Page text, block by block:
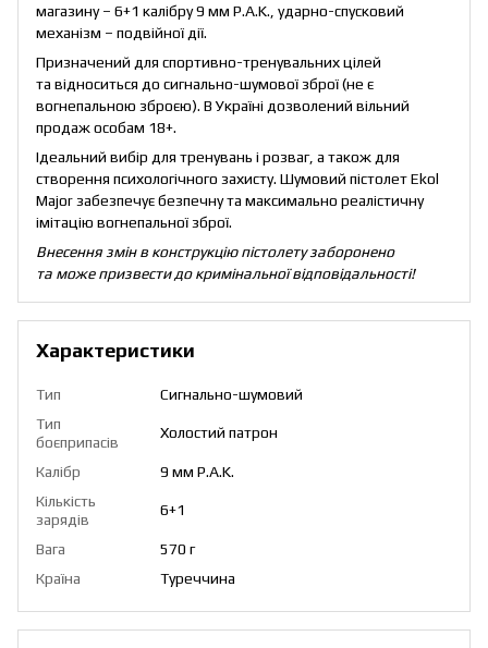
магазину – 6+1 калібру 9 мм P.A.K., ударно-спусковий
механізм – подвійної дії.
Призначений для спортивно-тренувальних цілей
та відноситься до сигнально-шумової зброї (не є
вогнепальною зброєю). В Україні дозволений вільний
продаж особам 18+.
Ідеальний вибір для тренувань і розваг, а також для
створення психологічного захисту. Шумовий пістолет Ekol
Major забезпечує безпечну та максимально реалістичну
імітацію вогнепальної зброї.
Внесення змін в конструкцію пістолету заборонено
та може призвести до кримінальної відповідальності!
Характеристики
Тип
Сигнально-шумовий
Тип
боєприпасів
Холостий патрон
Калібр
9 мм P.A.K.
Кількість
зарядів
6+1
Вага
570 г
Країна
Туреччина